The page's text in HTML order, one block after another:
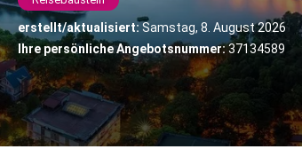
erstellt/aktualisiert: Samstag, 8. August 2026
Ihre persönliche Angebotsnummer:37134589